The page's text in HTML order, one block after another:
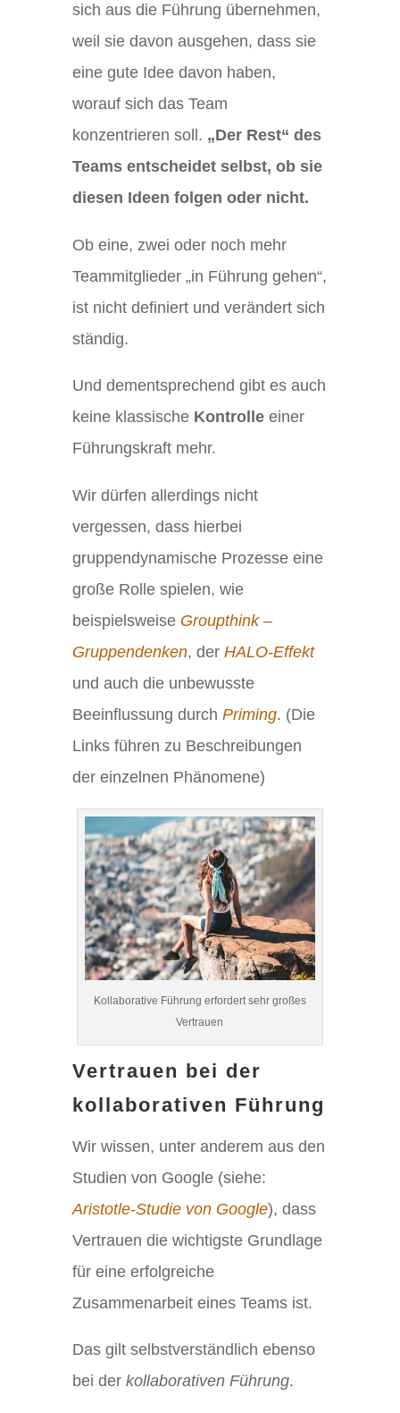
sich aus die Führung übernehmen,
weil sie davon ausgehen, dass sie
eine gute Idee davon haben,
worauf sich das Team
konzentrieren soll. „Der Rest“ des
Teams entscheidet selbst, ob sie
diesen Ideen folgen oder nicht.
Ob eine, zwei oder noch mehr
Teammitglieder „in Führung gehen“,
ist nicht definiert und verändert sich
ständig.
Und dementsprechend gibt es auch
keine klassische Kontrolleeiner
Führungskraft mehr.
Wir dürfen allerdings nicht
vergessen, dass hierbei
gruppendynamische Prozesse eine
große Rolle spielen, wie
beispielsweise Groupthink –
Gruppendenken, der HALO-Effekt
und auch die unbewusste
Beeinflussung durch Priming. (Die
Links führen zu Beschreibungen
der einzelnen Phänomene)
Kollaborative Führung erfordert sehr großes
Vertrauen
Vertrauen bei der
kollaborativen Führung
Wir wissen, unter anderem aus den
Studien von Google (siehe:
Aristotle-Studie von Google), dass
Vertrauen die wichtigste Grundlage
für eine erfolgreiche
Zusammenarbeit eines Teams ist.
Das gilt selbstverständlich ebenso
bei der kollaborativen Führung.